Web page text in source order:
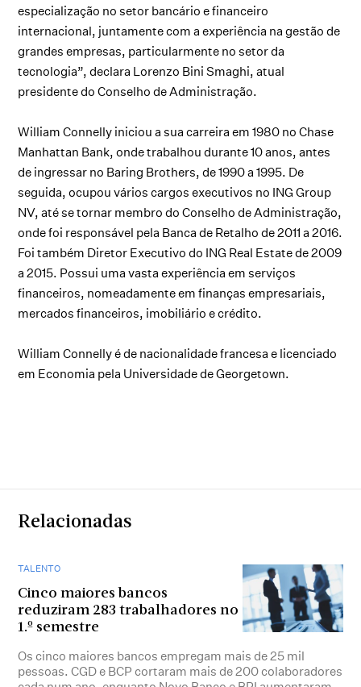
especialização no setor bancário e financeiro
internacional, juntamente com a experiência na gestão de
grandes empresas, particularmente no setor da
tecnologia”, declara Lorenzo Bini Smaghi, atual
presidente do Conselho de Administração.
William Connelly iniciou a sua carreira em 1980 no Chase
Manhattan Bank, onde trabalhou durante 10 anos, antes
de ingressar no Baring Brothers, de 1990 a 1995. De
seguida, ocupou vários cargos executivos no ING Group
NV, até se tornar membro do Conselho de Administração,
onde foi responsável pela Banca de Retalho de 2011 a 2016.
Foi também Diretor Executivo do ING Real Estate de 2009
a 2015. Possui uma vasta experiência em serviços
financeiros, nomeadamente em finanças empresariais,
mercados financeiros, imobiliário e crédito.
William Connelly é de nacionalidade francesa e licenciado
em Economia pela Universidade de Georgetown.
Relacionadas
TALENTO
Cinco maiores bancos
reduziram 283 trabalhadores no
1.º semestre
Os cinco maiores bancos empregam mais de 25 mil
pessoas. CGD e BCP cortaram mais de 200 colaboradores